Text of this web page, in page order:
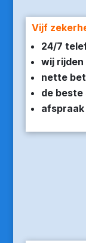
Vijf
24/7
wij
nette
de beste